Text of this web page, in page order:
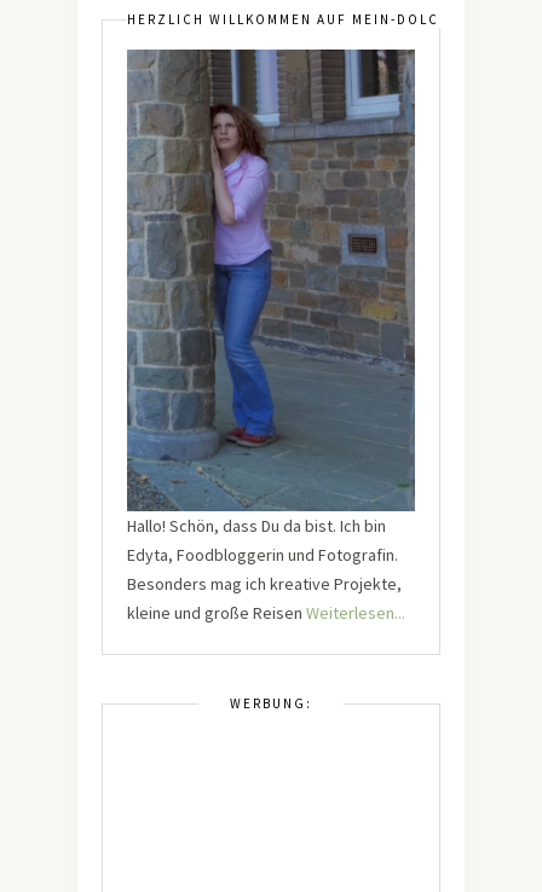
HERZLICH WILLKOMMEN AUF MEIN-DOLCEVITA.DE
Hallo! Schön, dass Du da bist. Ich bin
Edyta, Foodbloggerin und Fotografin.
Besonders mag ich kreative Projekte,
kleine und große Reisen Weiterlesen...
WERBUNG: